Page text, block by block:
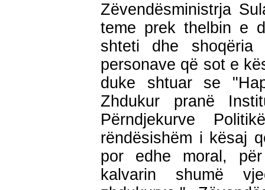
Zëvendësministrja
teme prek thelbin e
shteti dhe
personave që sot e
duke shtuar se
Zhdukur pranë
Përndjekurve
rëndësishëm i kësaj
por edhe moral,
kalvarin shumë